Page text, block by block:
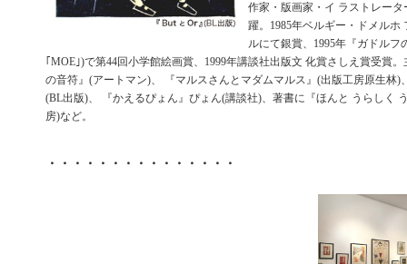
作家・版画家・イ ラストレー
躍。1985年ベルギー・ドメルホ
ルにて銀賞、1995年『ガドルフ
｢MOE｣)で第44回小学館絵画賞、1999年講談社出版文 化賞さしえ賞受賞
の音符』(アートマン)、 『マルスさんとマダムマルス』(出版工房原生林)
(BL出版)、 『かえるぴょん』ぴょん(講談社)、著書に『ほんと うらしく
房)など。
・・・・・・・・・・・・・・・